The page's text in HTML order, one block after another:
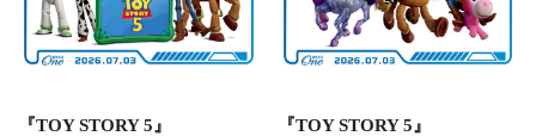
『TOY STORY 5』
『TOY STORY 5』